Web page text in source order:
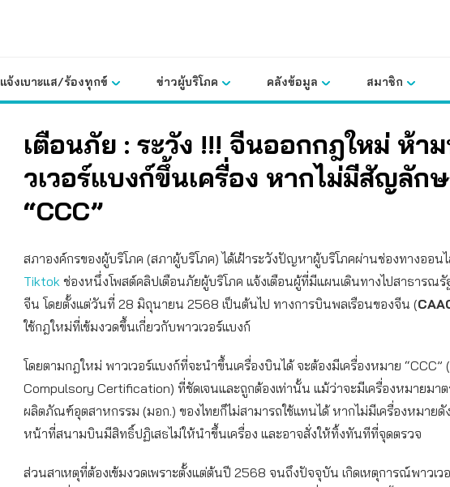
แจ้งเบาะแส/ร้องทุกข์ ข่าวผู้บริโภค คลังข้อมูล สมาชิก
เตือนภัย : ระวัง !!! จีนออกกฎใหม่ ห้า
วเวอร์แบงก์ขึ้นเครื่อง หากไม่มีสัญลัก
“CCC”
สภาองค์กรของผู้บริโภค (สภาผู้บริโภค) ได้เฝ้าระวังปัญหาผู้บริโภคผ่านช่องทางออน
Tiktok ช่องหนึ่งโพสต์คลิปเตือนภัยผู้บริโภค แจ้งเตือนผู้ที่มีแผนเดินทางไปสาธารณ
จีน โดยตั้งแต่วันที่ 28 มิถุนายน 2568 เป็นต้นไป ทางการบินพลเรือนของจีน (
ใช้กฎใหม่ที่เข้มงวดขึ้นเกี่ยวกับพาวเวอร์แบงก์
โดยตามกฎใหม่ พาวเวอร์แบงก์ที่จะนำขึ้นเครื่องบินได้ จะต้องมีเครื่องหมาย “CCC”
Compulsory Certification) ที่ชัดเจนและถูกต้องเท่านั้น แม้ว่าจะมีเครื่องหมายมา
ผลิตภัณฑ์อุตสาหกรรม (มอก.) ของไทยก็ไม่สามารถใช้แทนได้ หากไม่มีเครื่องหมายดัง
หน้าที่สนามบินมีสิทธิ์ปฏิเสธไม่ให้นำขึ้นเครื่อง และอาจสั่งให้ทิ้งทันทีที่จุดตรวจ
ส่วนสาเหตุที่ต้องเข้มงวดเพราะตั้งแต่ต้นปี 2568 จนถึงปัจจุบัน เกิดเหตุการณ์พาวเว